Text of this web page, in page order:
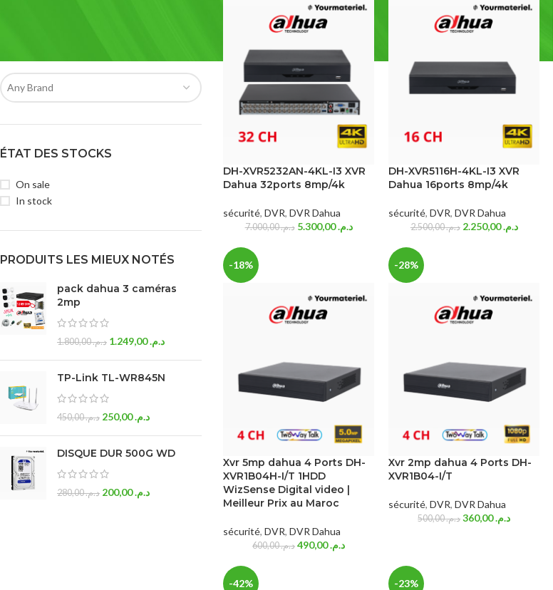
Any Brand
ÉTAT DES STOCKS
On sale
In stock
PRODUITS LES MIEUX NOTÉS
pack dahua 3 caméras
2mp
د.م.1.800,00 د.م.1.249,00
TP-Link TL-WR845N
د.م.450,00 د.م.250,00
DISQUE DUR 500G WD
د.م.280,00 د.م.200,00
DH-XVR5232AN-4KL-I3 XVR
Dahua 32ports 8mp/4k
sécurité, DVR, DVR Dahua
د.م.7.000,00 د.م.5.300,00
DH-XVR5116H-4KL-I3 XVR
Dahua 16ports 8mp/4k
sécurité, DVR, DVR Dahua
د.م.2.500,00 د.م.2.250,00
-18%
Xvr 5mp dahua 4 Ports DH-
XVR1B04H-I/T 1HDD
WizSense Digital video |
Meilleur Prix au Maroc
sécurité, DVR, DVR Dahua
د.م.600,00 د.م.490,00
-28%
Xvr 2mp dahua 4 Ports DH-
XVR1B04-I/T
sécurité, DVR, DVR Dahua
د.م.500,00 د.م.360,00
-42% -23%